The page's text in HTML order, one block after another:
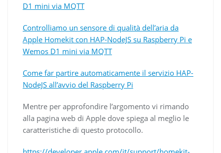
D1 mini via MQTT
Controlliamo un sensore di qualità dell’aria da
Apple Homekit con HAP-NodeJS su Raspberry Pi e
Wemos D1 mini via MQTT
Come far partire automaticamente il servizio HAP-
NodeJS all’avvio del Raspberry Pi
Mentre per approfondire l’argomento vi rimando
alla pagina web di Apple dove spiega al meglio le
caratteristiche di questo protocollo.